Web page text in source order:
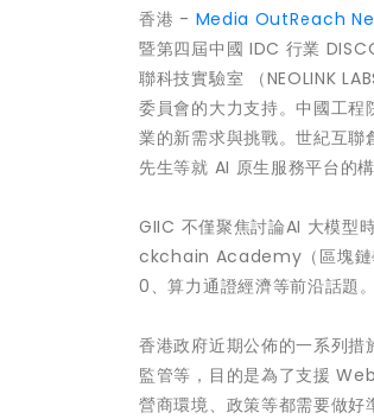
香港 - Media OutReach
暨第四屆中國 IDC 行業
聯科技實驗室 （NEOLINK
委員會的大力支持。中國工
業的新需求與挑戰。世紀互
先生等就 AI 原生服務平台的
GIIC 不僅聚焦討論AI 大模型
ckchain Academy（區塊鏈
0、算力通證經濟等前沿話題。
香港政府近期公佈的一系列
監管等，目的是為了支援
營商環境、政策等都需要做